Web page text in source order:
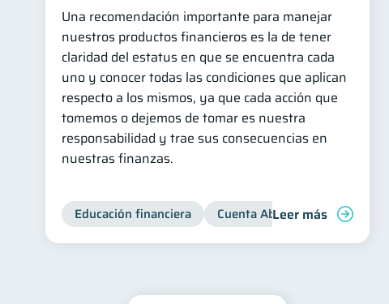
Una recomendación importante para manejar
nuestros productos financieros es la de tener
claridad del estatus en que se encuentra cada
uno y conocer todas las condiciones que aplican
respecto a los mismos, ya que cada acción que
tomemos o dejemos de tomar es nuestra
responsabilidad y trae sus consecuencias en
nuestras finanzas.
Educación financiera Cuenta Abandonada
Leer más